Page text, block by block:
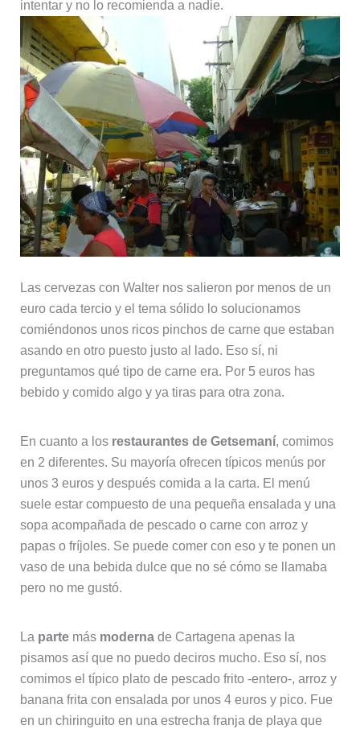
intentar y no lo recomienda a nadie.
Las cervezas con Walter nos salieron por menos de un
euro cada tercio y el tema sólido lo solucionamos
comiéndonos unos ricos pinchos de carne que estaban
asando en otro puesto justo al lado. Eso sí, ni
preguntamos qué tipo de carne era. Por 5 euros has
bebido y comido algo y ya tiras para otra zona.
En cuanto a los restaurantes de Getsemaní, comimos
en 2 diferentes. Su mayoría ofrecen típicos menús por
unos 3 euros y después comida a la carta. El menú
suele estar compuesto de una pequeña ensalada y una
sopa acompañada de pescado o carne con arroz y
papas o fríjoles. Se puede comer con eso y te ponen un
vaso de una bebida dulce que no sé cómo se llamaba
pero no me gustó.
La parte más modernade Cartagena apenas la
pisamos así que no puedo deciros mucho. Eso sí, nos
comimos el típico plato de pescado frito -entero-, arroz y
banana frita con ensalada por unos 4 euros y pico. Fue
en un chiringuito en una estrecha franja de playa que